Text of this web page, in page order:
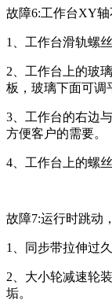
故障6:工作台XY
1、工作台滑轨螺
2、工作台上的玻
板，玻璃下面可调
3、工作台的右边
方便客户的需要。
4、工作台上的螺
故障7:运行时跳动
1、同步带拉伸过
2、大小轮减速轮
垢。